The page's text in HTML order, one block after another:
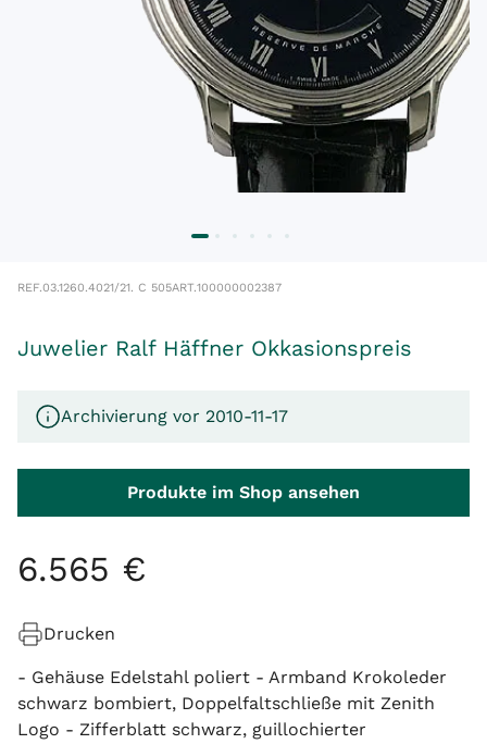
REF.03.1260.4021/21. C 505ART.100000002387
Juwelier Ralf Häffner Okkasionspreis
Archivierung vor 2010-11-17
Produkte im Shop ansehen
6.565 €
Drucken
- Gehäuse Edelstahl poliert - Armband Krokoleder
schwarz bombiert, Doppelfaltschließe mit Zenith
Logo - Zifferblatt schwarz, guillochierter